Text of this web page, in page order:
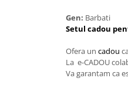
Halate si pijamale Family
Gen: Barbati
Setul cadou
Ofera un cadou
La e-CADOU
Va garantam ca